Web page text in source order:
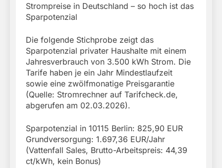
Strompreise in Deutschland – so hoch ist das
Sparpotenzial
Die folgende Stichprobe zeigt das
Sparpotenzial privater Haushalte mit einem
Jahresverbrauch von 3.500 kWh Strom. Die
Tarife haben je ein Jahr Mindestlaufzeit
sowie eine zwölfmonatige Preisgarantie
(Quelle: Stromrechner auf Tarifcheck.de,
abgerufen am 02.03.2026).
Sparpotenzial in 10115 Berlin: 825,90 EUR
Grundversorgung: 1.697,36 EUR/Jahr
(Vattenfall Sales, Brutto-Arbeitspreis: 44,39
ct/kWh, kein Bonus)